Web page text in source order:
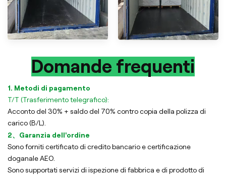
Domande frequenti
1. Metodi di pagamento
T/T (Trasferimento telegrafico):
Acconto del 30% + saldo del 70% contro copia della polizza di
carico (B/L).
2、Garanzia dell'ordine
Sono forniti certificato di credito bancario e certificazione
doganale AEO.
Sono supportati servizi di ispezione di fabbrica e di prodotto di